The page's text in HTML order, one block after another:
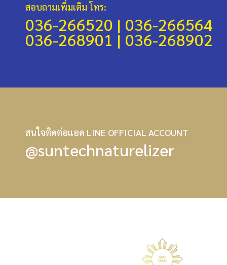
สอบถามเพิ่มเติม โทร:
036-266520 | 036-266564
036-268901 | 036-268902
สนใจติดต่อแอด LINE OFFICIAL ACCOUNT
@suntechnaturelizer